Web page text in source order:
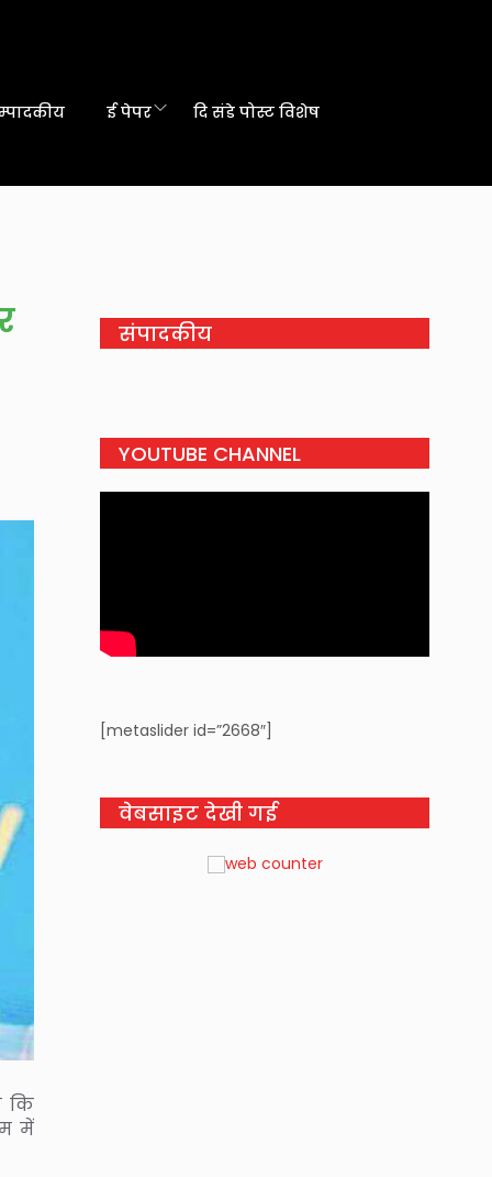
ई पेपर दि संडे पोस्ट विशेष
कि
में
संपादकीय
YOUTUBE CHANNEL
[metaslider id=”2668″]
वेबसाइट देखी गई